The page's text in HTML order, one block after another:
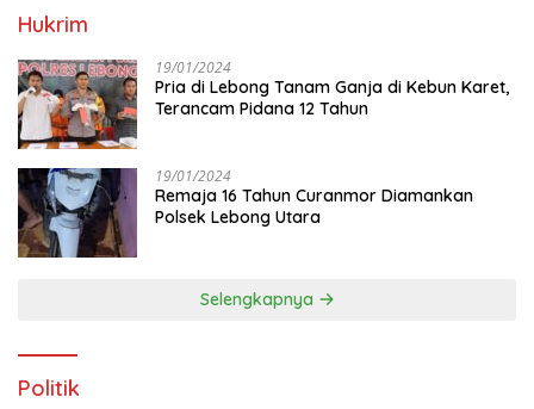
Hukrim
19/01/2024
Pria di Lebong Tanam Ganja di Kebun Karet,
Terancam Pidana 12 Tahun
19/01/2024
Remaja 16 Tahun Curanmor Diamankan
Polsek Lebong Utara
Selengkapnya
Politik